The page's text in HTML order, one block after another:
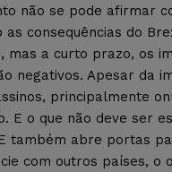
não se pode afirmar
as consequências do
mas a curto prazo, os
negativos. Apesar da
principalmente
E o que não deve ser
também abre portas
com outros países, o